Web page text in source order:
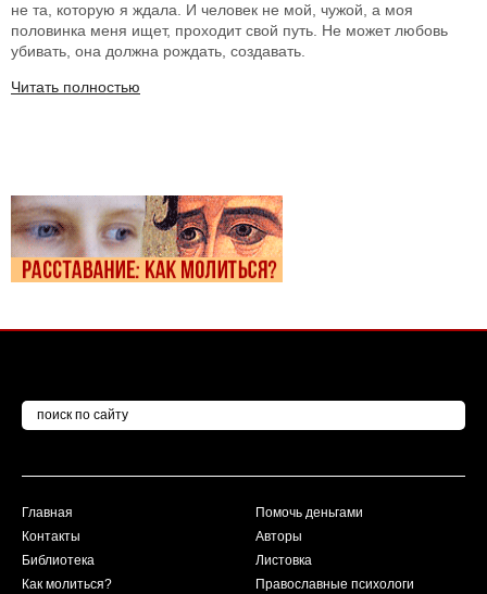
не та, которую я ждала. И человек не мой, чужой, а моя
половинка меня ищет, проходит свой путь. Не может любовь
убивать, она должна рождать, создавать.
Читать полностью
Главная
Контакты
Библиотека
Как молиться?
Помочь деньгами
Авторы
Листовка
Православные психологи